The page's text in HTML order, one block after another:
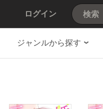
ログイン
ジャンルから探す